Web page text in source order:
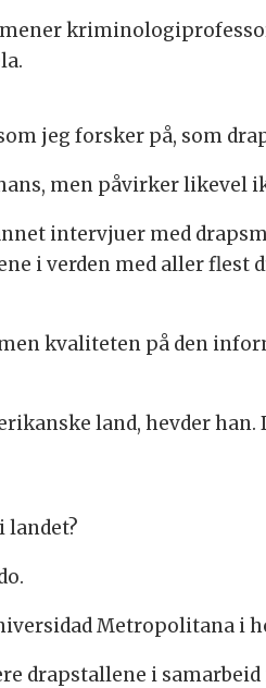
jeg forsker på, som
men påvirker likevel
intervjuer med
i verden med aller
kvaliteten på den
land, hevder
landet?
Metropolitana i
drapstallene i